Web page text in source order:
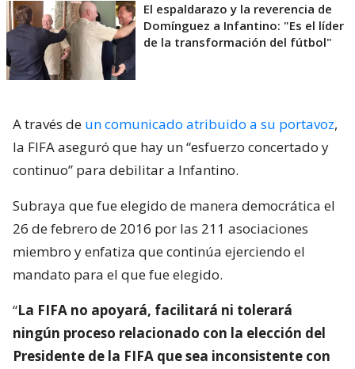
El espaldarazo y la reverencia de
Domínguez a Infantino: "Es el líder
de la transformación del fútbol"
A través de un comunicado atribuido a su portavoz,
la FIFA aseguró que hay un “esfuerzo concertado y
continuo” para debilitar a Infantino.
Subraya que fue elegido de manera democrática el
26 de febrero de 2016 por las 211 asociaciones
miembro y enfatiza que continúa ejerciendo el
mandato para el que fue elegido.
“La FIFA no apoyará, facilitará ni tolerará
ningún proceso relacionado con la elección del
Presidente de la FIFA que sea inconsistente con